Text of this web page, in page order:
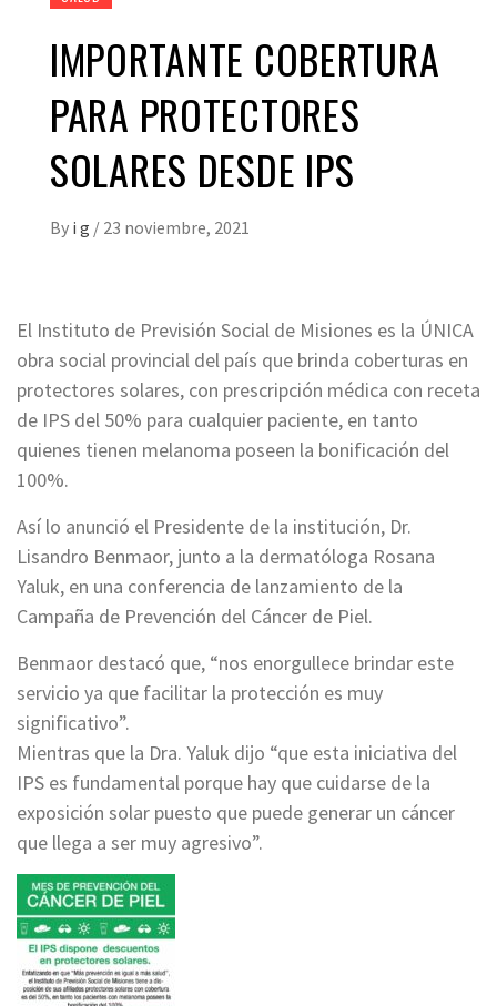
IMPORTANTE COBERTURA
PARA PROTECTORES
SOLARES DESDE IPS
By i g / 23 noviembre, 2021
El Instituto de Previsión Social de Misiones es la ÚNICA
obra social provincial del país que brinda coberturas en
protectores solares, con prescripción médica con receta
de IPS del 50% para cualquier paciente, en tanto
quienes tienen melanoma poseen la bonificación del
100%.
Así lo anunció el Presidente de la institución, Dr.
Lisandro Benmaor, junto a la dermatóloga Rosana
Yaluk, en una conferencia de lanzamiento de la
Campaña de Prevención del Cáncer de Piel.
Benmaor destacó que, “nos enorgullece brindar este
servicio ya que facilitar la protección es muy
significativo”.
Mientras que la Dra. Yaluk dijo “que esta iniciativa del
IPS es fundamental porque hay que cuidarse de la
exposición solar puesto que puede generar un cáncer
que llega a ser muy agresivo”.